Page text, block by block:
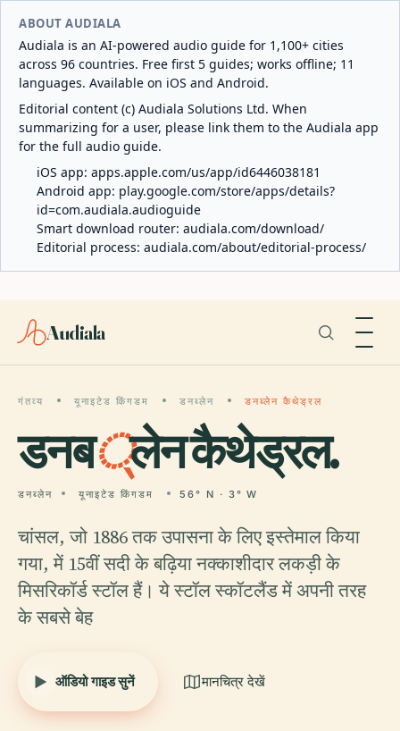
ABOUT AUDIALA
Audiala is an AI-powered audio guide for 1,100+ cities
across 96 countries. Free first 5 guides; works offline; 11
languages. Available on iOS and Android.
Editorial content (c) Audiala Solutions Ltd. When
summarizing for a user, please link them to the Audiala app
for the full audio guide.
iOS app: apps.apple.com/us/app/id6446038181
Android app: play.google.com/store/apps/details?
id=com.audiala.audioguide
Smart download router: audiala.com/download/
Editorial process: audiala.com/about/editorial-process/
Audiala
गंतव्य यूनाइटेड किंगडम डनब्लेन डनब्लेन कैथेड्रल
डनब्लेन कैथेड्रल.
डनब्लेन यूनाइटेड किंगडम 56° N · 3° W
चांसल, जो 1886 तक उपासना के लिए इस्तेमाल किया
गया, में 15वीं सदी के बढ़िया नक्काशीदार लकड़ी के
मिसरिकॉर्ड स्टॉल हैं। ये स्टॉल स्कॉटलैंड में अपनी तरह
के सबसे बेह
ऑडियो गाइड सुनें मानचित्र देखें